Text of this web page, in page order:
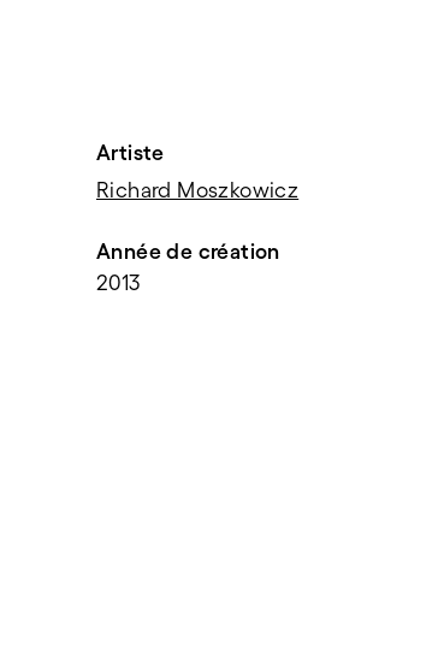
Artiste
Richard Moszkowicz
Année de création
2013